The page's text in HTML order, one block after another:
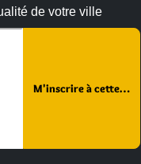
de votre ville